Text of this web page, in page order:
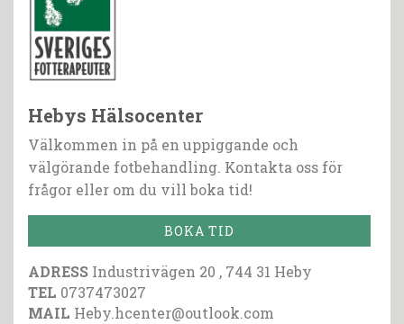
Hebys Hälsocenter
Välkommen in på en uppiggande och
välgörande fotbehandling. Kontakta oss för
frågor eller om du vill boka tid!
BOKA TID
ADRESS Industrivägen 20 , 744 31 Heby
TEL 0737473027
MAIL Heby.hcenter@outlook.com